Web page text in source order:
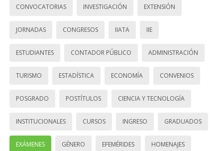
CONVOCATORIAS INVESTIGACIÓN EXTENSIÓN
JORNADAS CONGRESOS IIATA IIE
ESTUDIANTES CONTADOR PÚBLICO ADMINISTRACIÓN
TURISMO ESTADÍSTICA ECONOMÍA CONVENIOS
POSGRADO POSTÍTULOS CIENCIA Y TECNOLOGÍA
INSTITUCIONALES CURSOS INGRESO GRADUADOS
EXÁMENES GÉNERO EFEMÉRIDES HOMENAJES